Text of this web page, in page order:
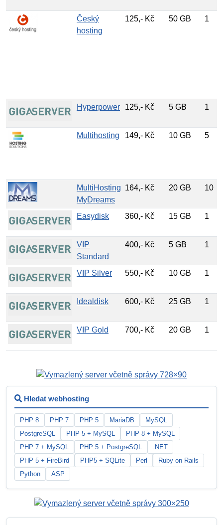
Český
hosting
125,- Kč 50 GB 1
Hyperpower 125,- Kč 5 GB 1
Multihosting 149,- Kč 10 GB 5
MultiHosting
MyDreams
164,- Kč 20 GB 10
Easydisk 360,- Kč 15 GB 1
VIP
Standard
400,- Kč 5 GB 1
VIP Silver 550,- Kč 10 GB 1
Idealdisk 600,- Kč 25 GB 1
VIP Gold 700,- Kč 20 GB 1
Hledat webhosting
PHP 8 PHP 7 PHP 5 MariaDB
MySQL
PostgreSQL
PHP 5 + MySQL
PHP 8 + MySQL
PHP 7 + MySQL
PHP 5 + PostgreSQL
.NET
PHP 5 + FireBird
PHP5 + SQLite Perl
Ruby on Rails
Python
ASP